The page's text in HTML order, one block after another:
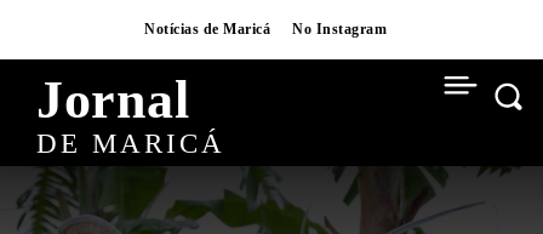
Notícias de Maricá No Instagram
Jornal
DE MARICÁ